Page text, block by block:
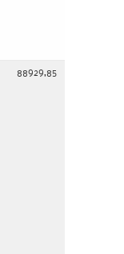
88929,85